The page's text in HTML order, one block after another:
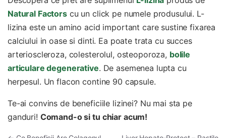
Natural Factorscu un click pe numele produsului. L-
lizina este un amino acid important care sustine fixarea
calciului in oase si dinti. Ea poate trata cu succes
arterioscleroza, colesterolul, osteoporoza, bolile
articulare degenerative. De asemenea lupta cu
herpesul. Un flacon contine 90 capsule.
Te-ai convins de beneficiile lizinei? Nu mai sta pe
ganduri! Comand-o si tu chiar acum!